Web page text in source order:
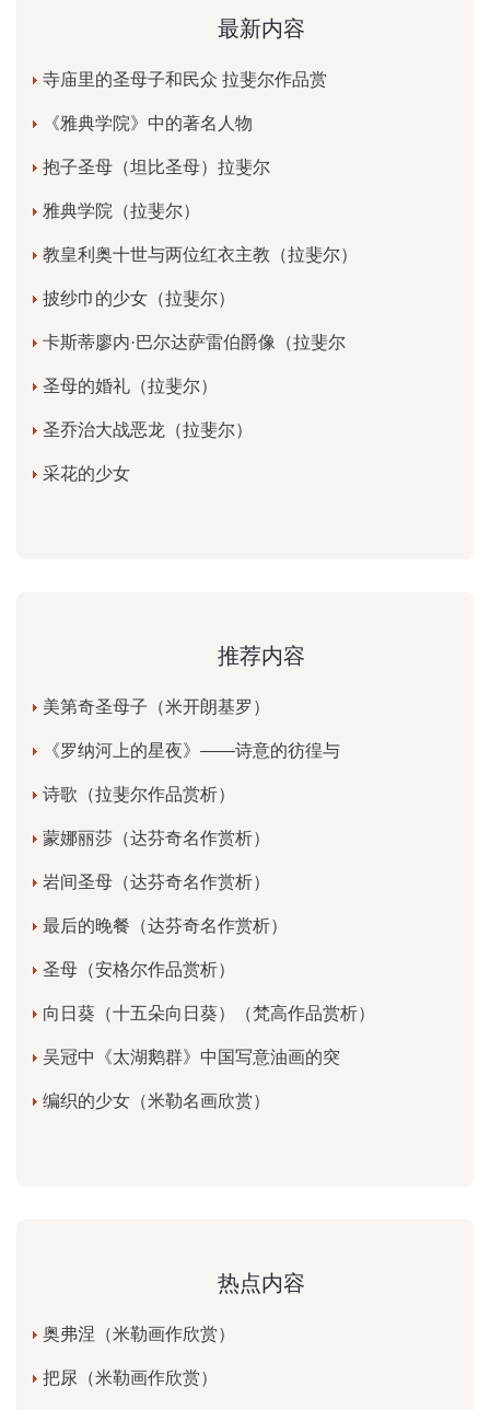
最新内容
寺庙里的圣母子和民众 拉斐尔作品赏
《雅典学院》中的著名人物
抱子圣母（坦比圣母）拉斐尔
雅典学院（拉斐尔）
教皇利奥十世与两位红衣主教（拉斐尔）
披纱巾的少女（拉斐尔）
卡斯蒂廖内·巴尔达萨雷伯爵像（拉斐尔
圣母的婚礼（拉斐尔）
圣乔治大战恶龙（拉斐尔）
采花的少女
推荐内容
美第奇圣母子（米开朗基罗）
《罗纳河上的星夜》——诗意的彷徨与
诗歌（拉斐尔作品赏析）
蒙娜丽莎（达芬奇名作赏析）
岩间圣母（达芬奇名作赏析）
最后的晚餐（达芬奇名作赏析）
圣母（安格尔作品赏析）
向日葵（十五朵向日葵）（梵高作品赏析）
吴冠中《太湖鹅群》中国写意油画的突
编织的少女（米勒名画欣赏）
热点内容
奥弗涅（米勒画作欣赏）
把尿（米勒画作欣赏）